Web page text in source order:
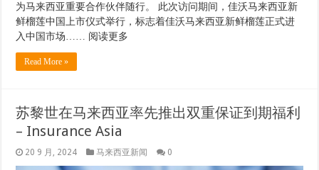
为马来西亚重要合作伙伴随行。 此次访问期间，佳沃马来西亚新
鲜榴莲中国上市仪式举行，标志着佳沃马来西亚新鲜榴莲正式进
入中国市场…… 阅读更多
Read More »
苏黎世在马来西亚率先推出双重保证到期福利
– Insurance Asia
20 9 月, 2024 马来西亚新闻 0